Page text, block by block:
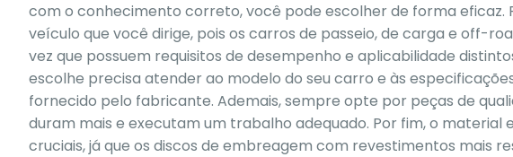
com o conhecimento correto, você pode escolher de forma
veículo que você dirige, pois os carros de passeio, de carga e off-
vez que possuem requisitos de desempenho e aplicabilidade
escolhe precisa atender ao modelo do seu carro e às
fornecido pelo fabricante. Ademais, sempre opte por peças de
duram mais e executam um trabalho adequado. Por fim, o
cruciais, já que os discos de embreagem com revestimentos mais